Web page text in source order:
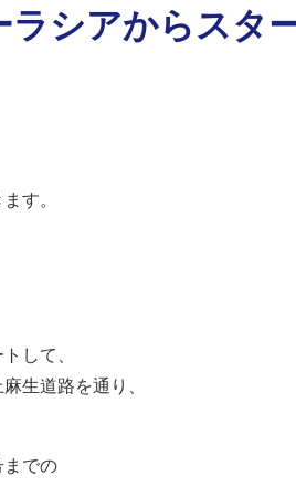
シアからスタ
す。
して、
生道路を通り、
での